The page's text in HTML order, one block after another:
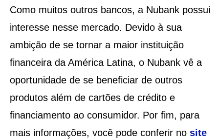
Como muitos outros bancos, a Nubank possui
interesse nesse mercado. Devido à sua
ambição de se tornar a maior instituição
financeira da América Latina, o Nubank vê a
oportunidade de se beneficiar de outros
produtos além de cartões de crédito e
financiamento ao consumidor. Por fim, para
mais informações, você pode conferir nosite